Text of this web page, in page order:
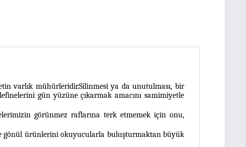
varlık mühürleridir.Silinmesi ya da unutulması, bir
gün yüzüne çıkarmak amacını samimiyetle
görünmez raflarına terk etmemek için onu,
gönül ürünlerini okuyucularla buluşturmaktan büyük